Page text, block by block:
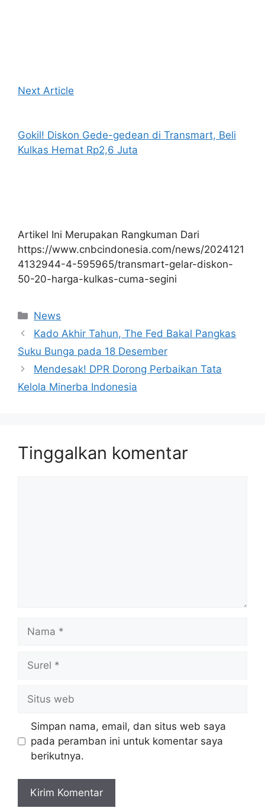
Next Article
Gokil! Diskon Gede-gedean di Transmart, Beli
Kulkas Hemat Rp2,6 Juta
Artikel Ini Merupakan Rangkuman Dari
https://www.cnbcindonesia.com/news/2024121
4132944-4-595965/transmart-gelar-diskon-
50-20-harga-kulkas-cuma-segini
Kategori
News
Kado Akhir Tahun, The Fed Bakal Pangkas
Suku Bunga pada 18 Desember
Mendesak! DPR Dorong Perbaikan Tata
Kelola Minerba Indonesia
Tinggalkan komentar
Nama
Surel
Situs
web
Simpan nama, email, dan situs web saya
pada peramban ini untuk komentar saya
berikutnya.